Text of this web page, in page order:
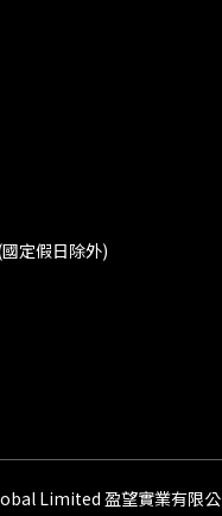
定假日除外)
Limited 盈望實業有限公